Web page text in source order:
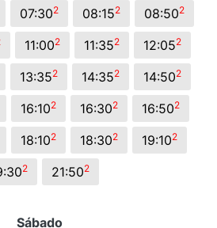
07:302 08:152 08:502
11:002 11:352 12:052
13:352 14:352 14:502
16:102 16:302 16:502
18:102 18:302 19:102
2 21:502
Sábado